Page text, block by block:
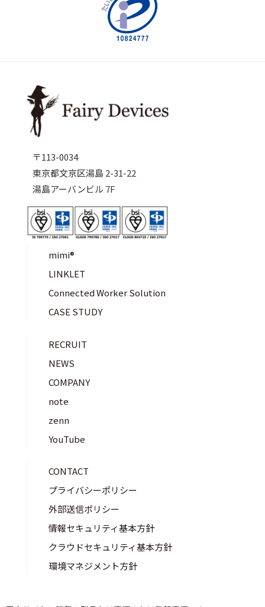
〒113-0034
東京都文京区湯島 2-31-22
湯島アーバンビル 7F
mimi®︎
LINKLET
Connected Worker Solution
CASE STUDY
RECRUIT
NEWS
COMPANY
note
zenn
YouTube
CONTACT
プライバシーポリシー
外部送信ポリシー
情報セキュリティ基本方針
クラウドセキュリティ基本方針
環境マネジメント方針